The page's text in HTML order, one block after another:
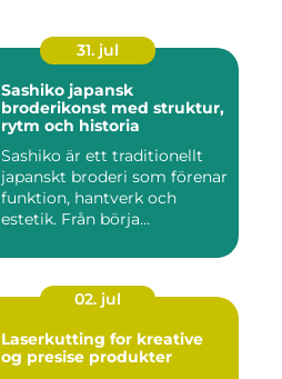
31. jul
Sashiko japansk
broderikonst med struktur,
rytm och historia
Sashiko är ett traditionellt
japanskt broderi som förenar
funktion, hantverk och
estetik. Från börja...
02. jul
Laserkutting for kreative
og presise produkter